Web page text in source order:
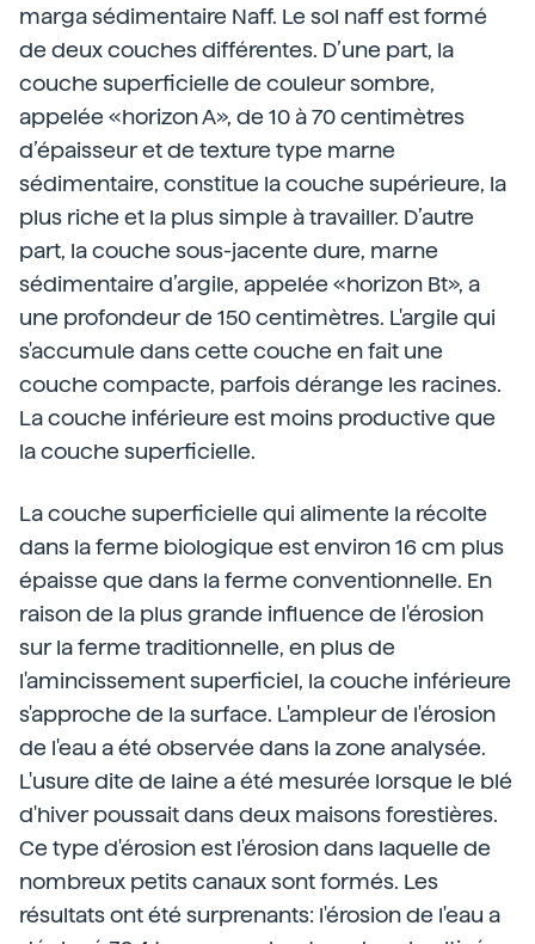
marga sédimentaire Naff. Le sol naff est formé
de deux couches différentes. D’une part, la
couche superficielle de couleur sombre,
appelée «horizon A», de 10 à 70 centimètres
d’épaisseur et de texture type marne
sédimentaire, constitue la couche supérieure, la
plus riche et la plus simple à travailler. D’autre
part, la couche sous-jacente dure, marne
sédimentaire d’argile, appelée «horizon Bt», a
une profondeur de 150 centimètres. L'argile qui
s'accumule dans cette couche en fait une
couche compacte, parfois dérange les racines.
La couche inférieure est moins productive que
la couche superficielle.
La couche superficielle qui alimente la récolte
dans la ferme biologique est environ 16 cm plus
épaisse que dans la ferme conventionnelle. En
raison de la plus grande influence de l'érosion
sur la ferme traditionnelle, en plus de
l'amincissement superficiel, la couche inférieure
s'approche de la surface. L'ampleur de l'érosion
de l'eau a été observée dans la zone analysée.
L'usure dite de laine a été mesurée lorsque le blé
d'hiver poussait dans deux maisons forestières.
Ce type d'érosion est l'érosion dans laquelle de
nombreux petits canaux sont formés. Les
résultats ont été surprenants: l'érosion de l'eau a